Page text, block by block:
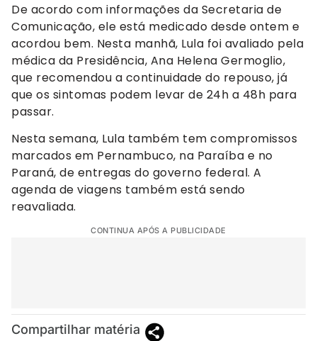
De acordo com informações da Secretaria de
Comunicação, ele está medicado desde ontem e
acordou bem. Nesta manhã, Lula foi avaliado pela
médica da Presidência, Ana Helena Germoglio,
que recomendou a continuidade do repouso, já
que os sintomas podem levar de 24h a 48h para
passar.
Nesta semana, Lula também tem compromissos
marcados em Pernambuco, na Paraíba e no
Paraná, de entregas do governo federal. A
agenda de viagens também está sendo
reavaliada.
CONTINUA APÓS A PUBLICIDADE
Compartilhar matéria